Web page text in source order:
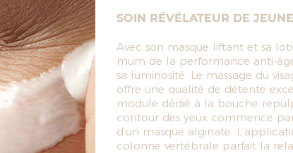
SOIN RÉVÉLATEUR DE
Avec son masque liftant et sa
mum de la performance anti-
sa luminosité. Le massage du
offre une qualité de détente
module dédié à la bouche
contour des yeux commence
d’un masque alginate.
colonne vertébrale parfait la